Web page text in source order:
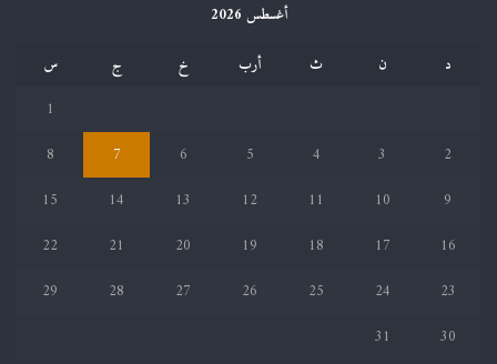
أغسطس 2026
د
ن ث أرب خ ج
س
1
2
3
4
5
6
7
8
9
10
11
12
13
14
15
16
17
18
19
20
21
22
23
24
25
26
27
28
29
30
31